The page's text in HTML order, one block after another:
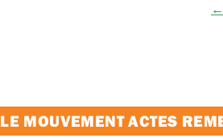
LE MOUVEMENT ACTES